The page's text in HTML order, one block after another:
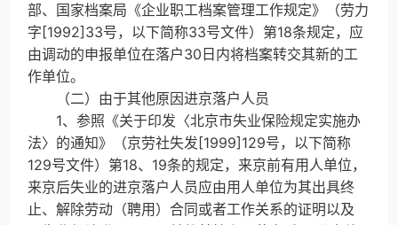
部、国家档案局《企业职工档案管理工作规定》（劳力
字[1992]33号，以下简称33号文件）第18条规定，应
由调动的申报单位在落户30日内将档案转交其新的工
作单位。
（二）由于其他原因进京落户人员
1、参照《关于印发〈北京市失业保险规定实施办
法〉的通知》（京劳社失发[1999]129号，以下简称
129号文件）第18、19条的规定，来京前有用人单位，
来京后失业的进京落户人员应由用人单位为其出具终
止、解除劳动（聘用）合同或者工作关系的证明以及